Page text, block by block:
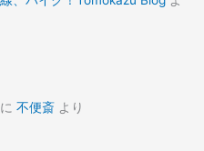
に 不便斎 より